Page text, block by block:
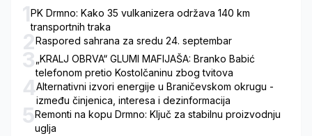
1PK Drmno: Kako 35 vulkanizera održava 140 km
transportnih traka
2Raspored sahrana za sredu 24. septembar
3 „KRALJ OBRVA“ GLUMI MAFIJAŠA: Branko Babić
telefonom pretio Kostolčaninu zbog tvitova
4Alternativni izvori energije u Braničevskom okrugu -
između činjenica, interesa i dezinformacija
5Remonti na kopu Drmno: Ključ za stabilnu proizvodnju
uglja